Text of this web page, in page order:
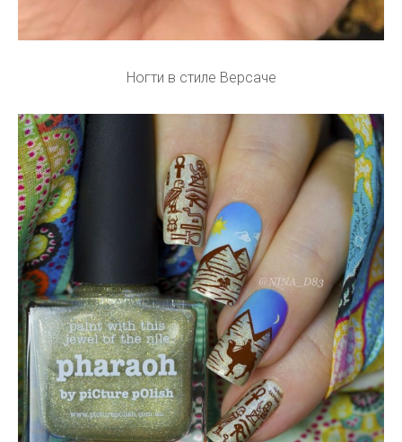
Ногти в стиле Версаче